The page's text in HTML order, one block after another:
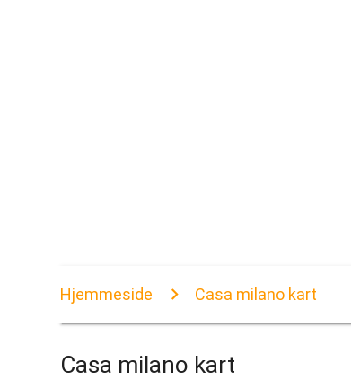
Hjemmeside Casa milano kart
Casa milano kart